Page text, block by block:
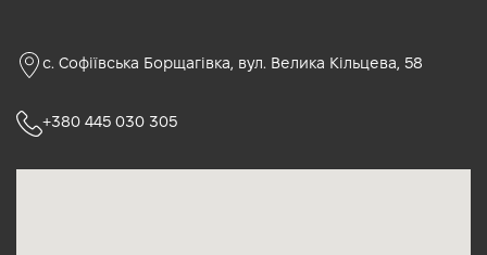
с. Софіївська Борщагівка, вул. Велика Кільцева, 58
+380 445 030 305